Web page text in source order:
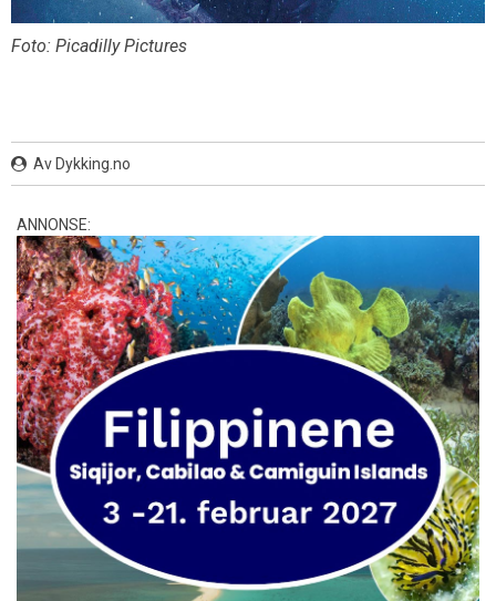
Foto: Picadilly Pictures
Av Dykking.no
ANNONSE: